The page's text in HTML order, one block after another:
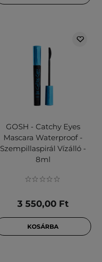
GOSH - Catchy Eyes
Mascara Waterproof -
Szempillaspirál Vízálló -
8ml
3 550,00 Ft
KOSÁRBA